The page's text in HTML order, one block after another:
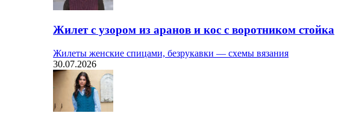
Жилет с узором из аранов и кос с воротником стойка
Жилеты женские спицами, безрукавки — схемы вязания
30.07.2026